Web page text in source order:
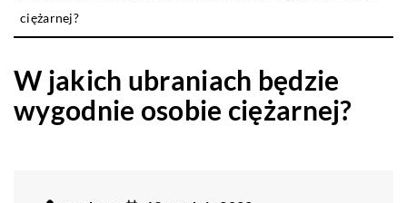
ciężarnej?
W jakich ubraniach będzie
wygodnie osobie ciężarnej?